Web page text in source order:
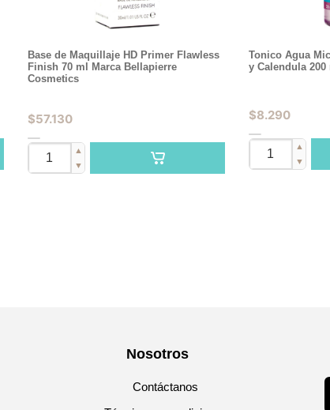
Base de Maquillaje HD Primer Flawless
Finish 70 ml Marca Bellapierre
Cosmetics
$57.130
▲
▼
Tonico Agua
y Calendula
$8.290
▲
▼
Nosotros
Contáctanos